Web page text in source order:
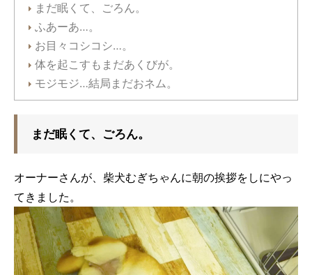
まだ眠くて、ごろん。
ふあーあ…。
お目々コシコシ…。
体を起こすもまだあくびが。
モジモジ…結局まだおネム。
まだ眠くて、ごろん。
オーナーさんが、柴犬むぎちゃんに朝の挨拶をしにやっ
てきました。